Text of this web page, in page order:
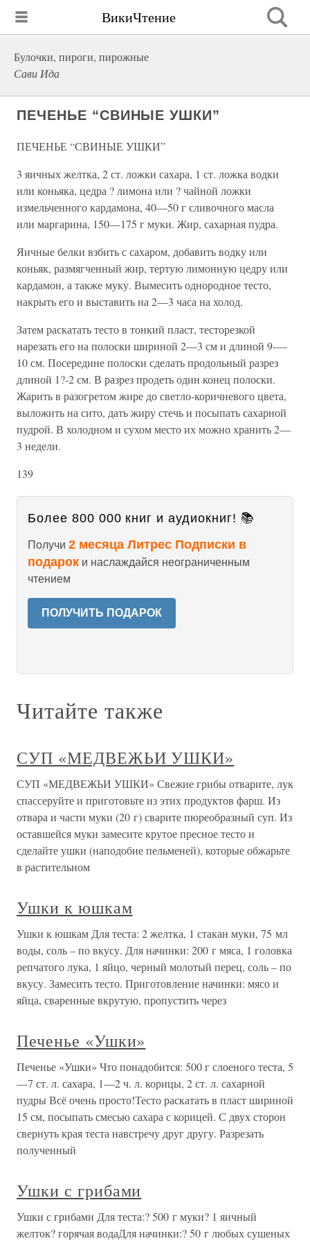
ВикиЧтение
Булочки, пироги, пирожные
Сави Ида
ПЕЧЕНЬЕ “СВИНЫЕ УШКИ”
ПЕЧЕНЬЕ “СВИНЫЕ УШКИ”
3 яичных желтка, 2 ст. ложки сахара, 1 ст. ложка водки
или коньяка, цедра ? лимона или ? чайной ложки
измельченного кардамона, 40—50 г сливочного масла
или маргарина, 150—175 г муки. Жир, сахарная пудра.
Яичные белки взбить с сахаром, добавить водку или
коньяк, размягченный жир, тертую лимонную цедру или
кардамон, а также муку. Вымесить однородное тесто,
накрыть его и выставить на 2—3 часа на холод.
Затем раскатать тесто в тонкий пласт, тесторезкой
нарезать его на полоски шириной 2—3 см и длиной 9-—
10 см. Посередине полоски сделать продольный разрез
длиной 1?-2 см. В разрез продеть один конец полоски.
Жарить в разогретом жире до светло-коричневого цвета,
выложить на сито, дать жиру стечь и посыпать сахарной
пудрой. В холодном и сухом место их можно хранить 2—
3 недели.
139
Более 800 000 книг и аудиокниг! 📚
Получи 2 месяца Литрес Подписки в
подарок и наслаждайся неограниченным
чтением
ПОЛУЧИТЬ ПОДАРОК
Читайте также
СУП «МЕДВЕЖЬИ УШКИ»
СУП «МЕДВЕЖЬИ УШКИ» Свежие грибы отварите, лук
спассеруйте и приготовьте из этих продуктов фарш. Из
отвара и части муки (20 г) сварите пюреобразный суп. Из
оставшейся муки замесите крутое пресное тесто и
сделайте ушки (наподобие пельменей), которые обжарьте
в растительном
Ушки к юшкам
Ушки к юшкам Для теста: 2 желтка, 1 стакан муки, 75 мл
воды, соль – по вкусу. Для начинки: 200 г мяса, 1 головка
репчатого лука, 1 яйцо, черный молотый перец, соль – по
вкусу. Замесить тесто. Приготовление начинки: мясо и
яйца, сваренные вкрутую, пропустить через
Печенье «Ушки»
Печенье «Ушки» Что понадобится: 500 г слоеного теста, 5
—7 ст. л. сахара, 1—2 ч. л. корицы, 2 ст. л. сахарной
пудры Всё очень просто!Тесто раскатать в пласт шириной
15 см, посыпать смесью сахара с корицей. С двух сторон
свернуть края теста навстречу друг другу. Разрезать
полученный
Ушки с грибами
Ушки с грибами Для теста:? 500 г муки? 1 яичный
желток? горячая водаДля начинки:? 50 г любых сушеных